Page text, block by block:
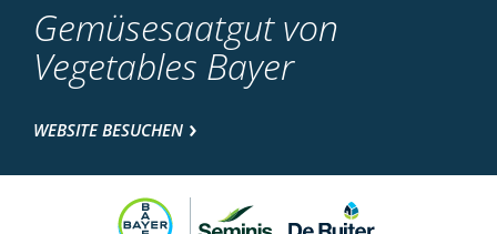
Gemüsesaatgut von
Vegetables Bayer
WEBSITE BESUCHEN